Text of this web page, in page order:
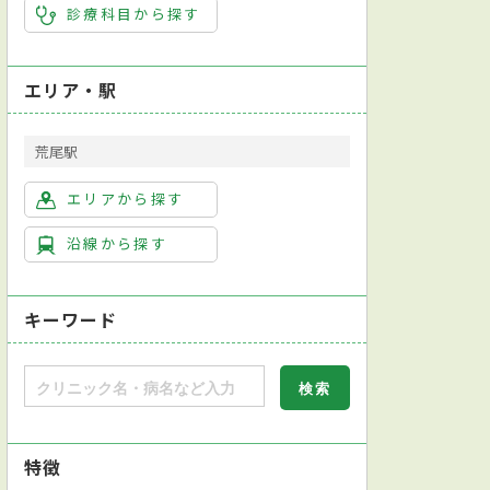
診療科目から探す
エリア・駅
荒尾駅
エリアから探す
沿線から探す
キーワード
特徴